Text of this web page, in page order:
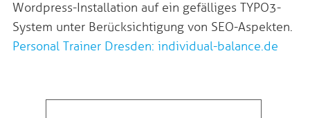
Wordpress-Installation auf ein gefälliges TYPO3-
System unter Berücksichtigung von SEO-Aspekten.
Personal Trainer Dresden: individual-balance.de